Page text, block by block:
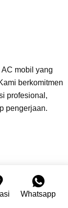
Whatsapp
mobil yang
berkomitmen
profesional,
pengerjaan.